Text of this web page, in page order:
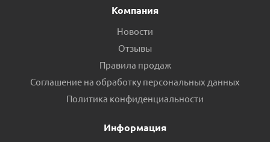
Компания
Новости
Отзывы
Правила продаж
Соглашение на обработку персональных данных
Политика конфиденциальности
Информация